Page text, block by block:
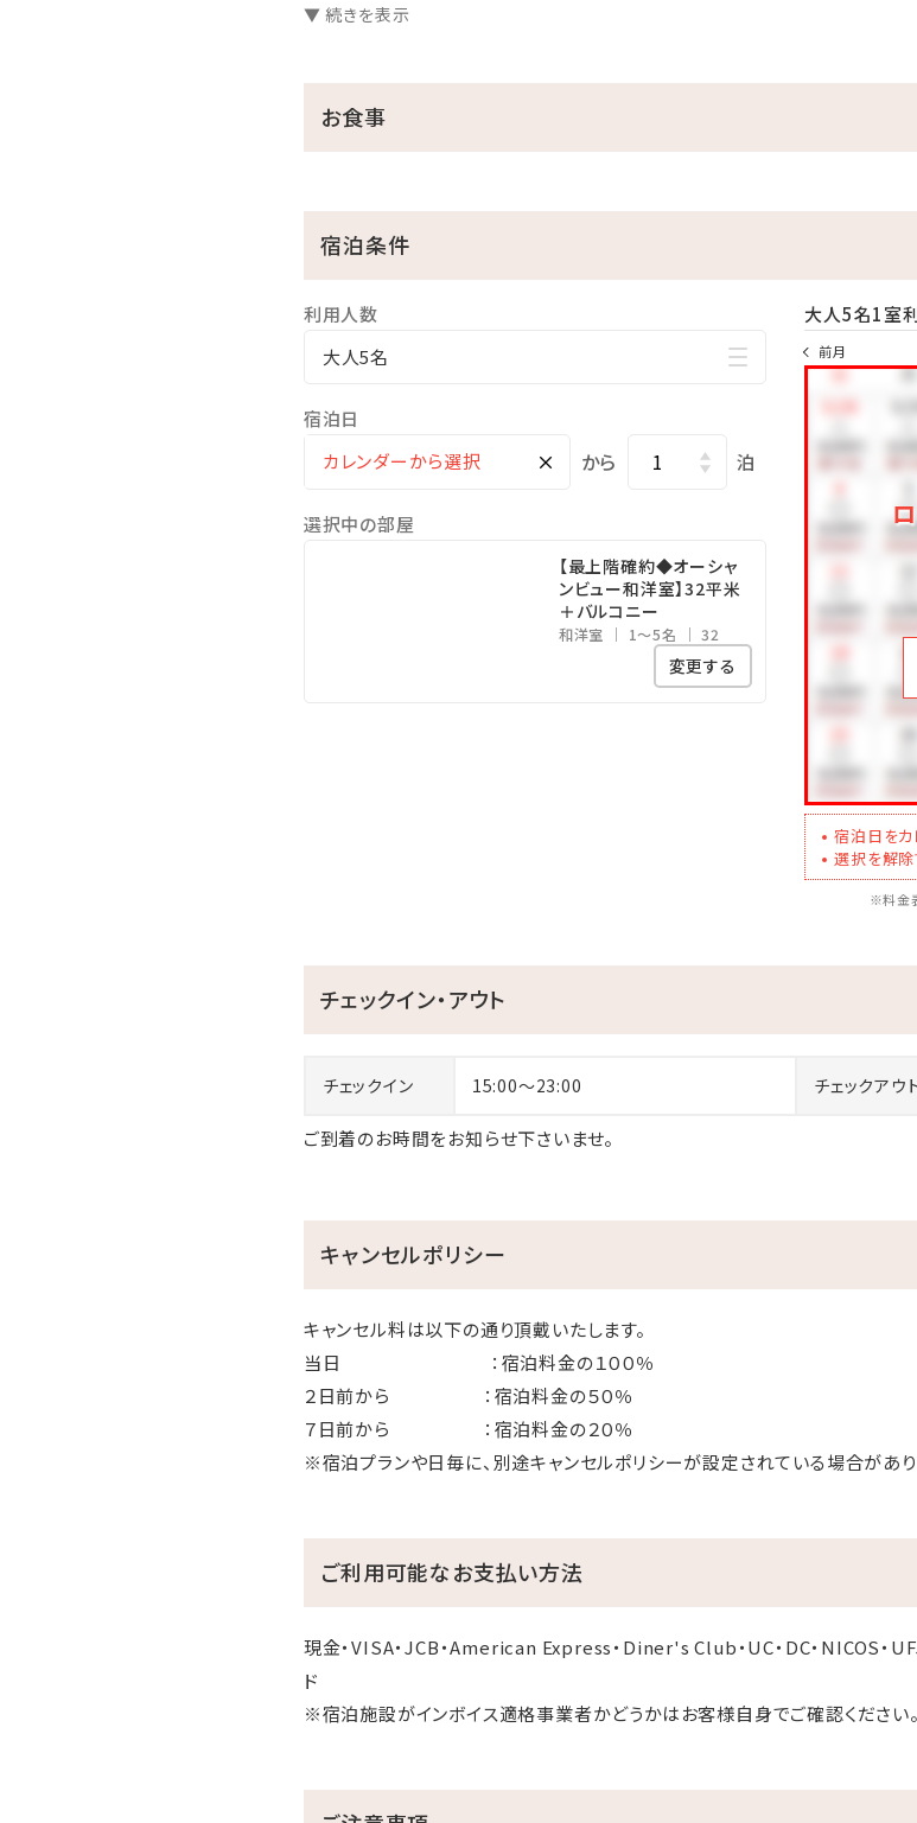
■当館のココがおすすめ
□沖縄と言えば海！ホテル目の前がプライベートビーチ♪
チェックイン後、お部屋で水着に着替えてビーチへ直行！
□ご家族に人気の屋外プールあり
ここからも海の眺めを楽しめます！
※遊泳期間…４月～１０月末迄
□無料の展望大浴場
マリンスポーツやレジャーで 疲れた身体をのんびり休めることのできる広
ここからも美しい海を眺めることができます！
※温泉ではございません
●那覇空港まで、車で約1.5時間
●モンドセレクション受賞作品多数!御菓子御殿「恩納店」まで、車で約2分
●崖の下に広がるエメラルドの美しい海!万座毛まで、車で約10分
●ブセナリゾートの海中展望塔まで、車で約15分
●歴代琉球王の居城・首里城まで、車で約60分
▼ 続きを表示
お食事
宿泊条件
利用人数
大人5名
宿泊日
× から 泊
選択中の部屋
【最上階確約◆オーシャ
ンビュー和洋室】32平米
＋バルコニー
和洋室 1～5名 32
変更する
大人5名1室
前月
宿泊日をカ
選択を解除
※料金
チェックイン・アウト
チェックイン 15:00～23:00 チェックアウ
ご到着のお時間をお知らせ下さいませ。
キャンセルポリシー
キャンセル料は以下の通り頂戴いたします。
当日 ：宿泊料金の１００％
２日前から ：宿泊料金の５０％
７日前から ：宿泊料金の２０％
※宿泊プランや日毎に、別途キャンセルポリシーが設定されている場合があり
ご利用可能なお支払い方法
現金・VISA・JCB・American Express・Diner's Club・UC・DC・NICOS・
ド
※宿泊施設がインボイス適格事業者かどうかはお客様自身でご確認ください。